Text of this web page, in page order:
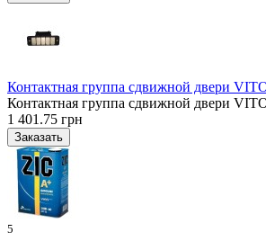
Контактная группа сдвижной двери
Контактная группа сдвижной двери
1 401.75 грн
5